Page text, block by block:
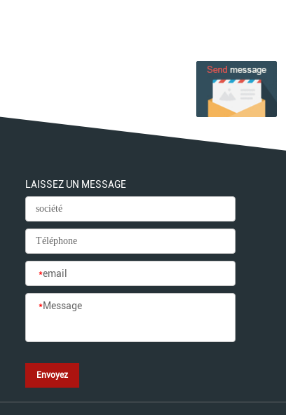
LAISSEZ UN MESSAGE
*email
*Message
Envoyez